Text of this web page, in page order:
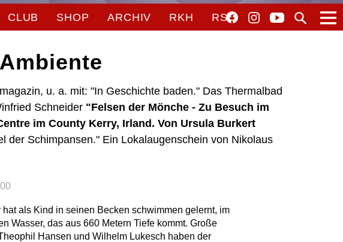
CLUB SHOP ARCHIV RKH RSO
u. a. mit: "In Geschichte baden." Das Thermalbad
Schneider "Felsen der Mönche - Zu Besuch im
im County Kerry, Irland. Von Ursula Burkert
der Schimpansen." Ein Lokalaugenschein von Nikolaus
hat als Kind in seinen Becken schwimmen gelernt, im
Wasser, das aus 660 Metern Tiefe kommt. Große
Hansen und Wilhelm Lukesch haben der